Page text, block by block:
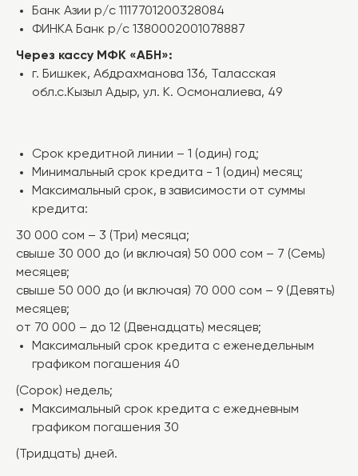
Банк Азии р/c 1117701200328084
ФИНКА Банк р/c 1380002001078887
Через кассу МФК «АБН»:
г. Бишкек, Абдрахманова 136, Таласская
обл.с.Кызыл Адыр, ул. К. Осмоналиева, 49
Срок кредитной линии – 1 (один) год;
Минимальный срок кредита - 1 (один) месяц;
Максимальный срок, в зависимости от суммы
кредита:
30 000 сом – 3 (Три) месяца;
свыше 30 000 до (и включая) 50 000 сом – 7 (Семь)
месяцев;
свыше 50 000 до (и включая) 70 000 сом – 9 (Девять)
месяцев;
от 70 000 – до 12 (Двенадцать) месяцев;
Максимальный срок кредита с еженедельным
графиком погашения 40
(Сорок) недель;
Максимальный срок кредита с ежедневным
графиком погашения 30
(Тридцать) дней.
Публичная оферта